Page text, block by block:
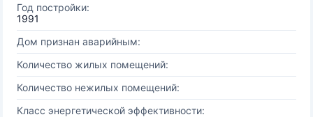
Год постройки:
1991
Дом признан аварийным:
Количество жилых помещений:
Количество нежилых помещений:
Класс энергетической эффективности: